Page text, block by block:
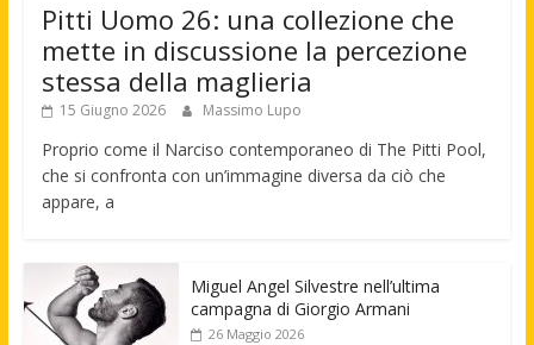
Pitti Uomo 26: una collezione che
mette in discussione la percezione
stessa della maglieria
15 Giugno 2026 Massimo Lupo
Proprio come il Narciso contemporaneo di The Pitti Pool,
che si confronta con un’immagine diversa da ciò che
appare, a
Miguel Angel Silvestre nell’ultima
campagna di Giorgio Armani
26 Maggio 2026